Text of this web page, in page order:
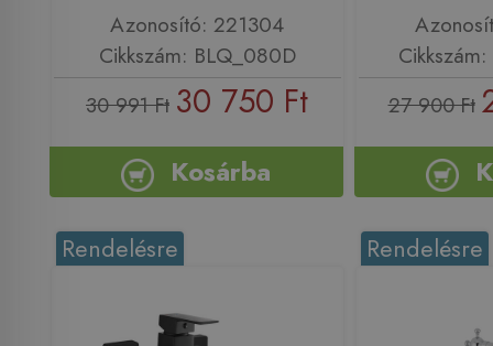
Azonosító: 221304
Cikkszám: BLQ_080D
30 991 Ft 30 750 Ft
Kosárba
27 900 Ft
Rendelésre Rendelésre